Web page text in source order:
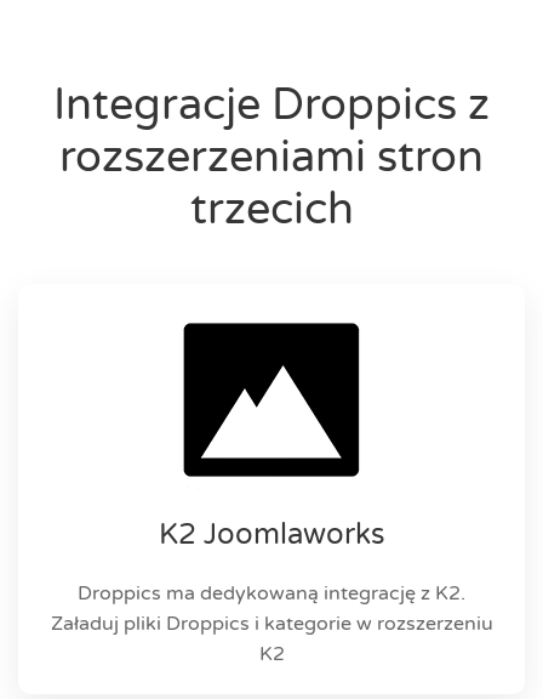
Integracje Droppics z
rozszerzeniami stron
trzecich
K2 Joomlaworks
Droppics ma dedykowaną integrację z K2.
Załaduj pliki Droppics i kategorie w rozszerzeniu
K2